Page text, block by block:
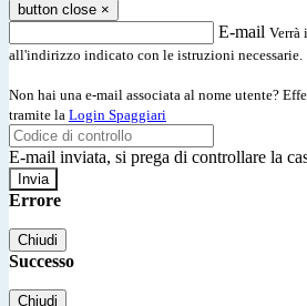
button close ×
E-mail Verrà
all'indirizzo indicato con le istruzioni necessarie.
Non hai una e-mail associata al nome utente?
tramite la Login Spaggiari
E-mail inviata, si prega di controllare la
Errore
Chiudi
Successo
Chiudi